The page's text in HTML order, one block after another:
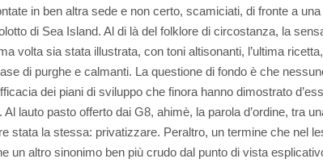
in ben altra sede e non certo, scamiciati, di fronte a
di Sea Island. Al di là del folklore di circostanza, la
volta sia stata illustrata, con toni altisonanti, l’ultima
di purghe e calmanti. La questione di fondo è che
dei piani di sviluppo che finora hanno dimostrato
Al lauto pasto offerto dai G8, ahimè, la parola d’ordine, tra
stata la stessa: privatizzare. Peraltro, un termine che nel
un altro sinonimo ben più crudo dal punto di vista